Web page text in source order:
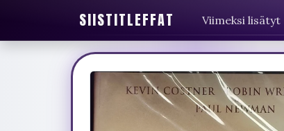
SIISTITLEFFAT Viimeksi lisätyt